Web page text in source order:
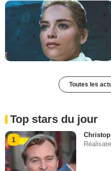
Toutes les
Top stars du jour
1